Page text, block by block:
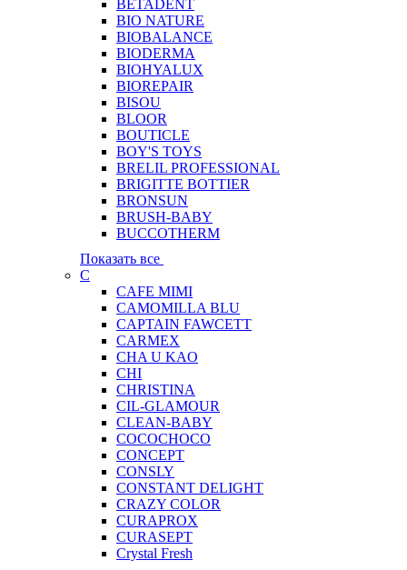
BETADENT
BIO NATURE
BIOBALANCE
BIODERMA
BIOHYALUX
BIOREPAIR
BISOU
BLOOR
BOUTICLE
BOY'S TOYS
BRELIL PROFESSIONAL
BRIGITTE BOTTIER
BRONSUN
BRUSH-BABY
BUCCOTHERM
Показать все
C
CAFE MIMI
CAMOMILLA BLU
CAPTAIN FAWCETT
CARMEX
CHA U KAO
CHI
CHRISTINA
CIL-GLAMOUR
CLEAN-BABY
COCOCHOCO
CONCEPT
CONSLY
CONSTANT DELIGHT
CRAZY COLOR
CURAPROX
CURASEPT
Crystal Fresh